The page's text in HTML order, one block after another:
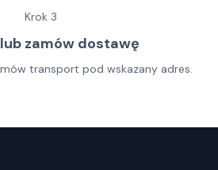
Krok 3
zamów dostawę
transport pod wskazany adres.